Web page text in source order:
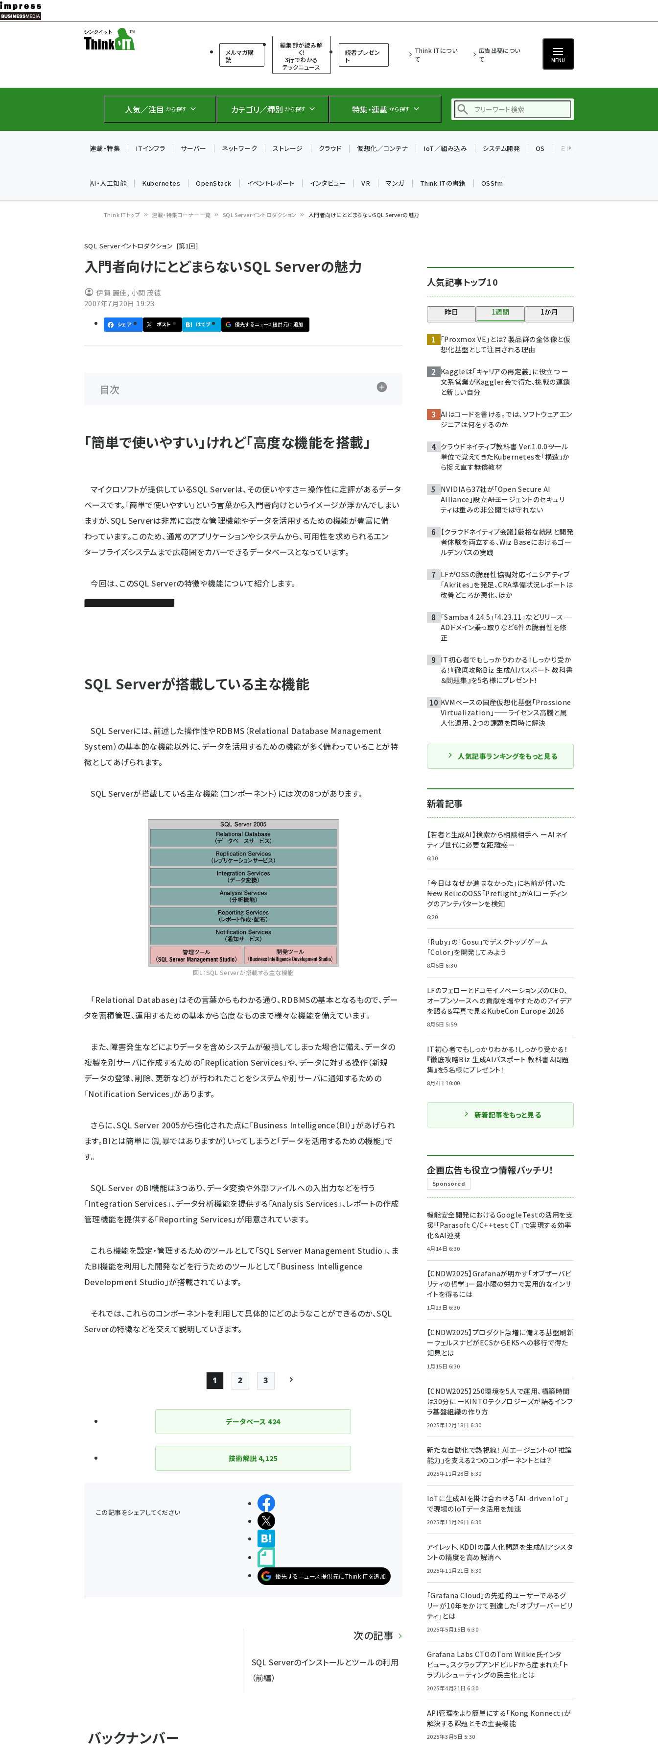
メ
イ
テ
に
メルマガ購
読
編集部が読み解
く!
3行でわかる
テックニュース
読者プレゼン
ト
Think ITについ
て
広告出稿につい
て
MENU
人気／注目 から探す カテゴリ／種別 から探す 特集・連載 から探す
仲間と築いた勝利の絆～
drupal (1929)
genai (1468)
abc123 (1341)
連載・特集 ITインフラ サーバー ネットワーク ストレージ クラウド 仮想化／コンテナ IoT／組み込み システム開発 OS ミドルウェア
AI・人工知能 Kubernetes OpenStack イベントレポート インタビュー VR マンガ Think ITの書籍 OSSfm
ン
く
ず
Think ITトップ 連載・特集コーナー一覧 SQL Serverイントロダクション 入門者向けにとどまらないSQL Serverの魅力
SQL Serverイントロダクション 第1回
入門者向けにとどまらないSQL Serverの魅力
伊賀 麗佳 , 小関 茂徳
2007年7月20日 19:23
シェア ポスト はてブ 優先するニュース提供元に追加
目次
「簡単で使いやすい」けれど「高度な機能を搭載」
マイクロソフトが提供しているSQL Serverは、その使いやすさ＝操作性に定評があるデータ
ベースです。「簡単で使いやすい」という言葉から入門者向けというイメージが浮かんでしまい
ますが、SQL Serverは非常に高度な管理機能やデータを活用するための機能が豊富に備
わっています。このため、通常のアプリケーションやシステムから、可用性を求められるエン
タープライズシステムまで広範囲をカバーできるデータベースとなっています。
今回は、このSQL Serverの特徴や機能について紹介します。
SQL Serverが搭載している主な機能
SQL Serverには、前述した操作性やRDBMS（Relational Database Management
System）の基本的な機能以外に、データを活用するための機能が多く備わっていることが特
徴としてあげられます。
SQL Serverが搭載している主な機能（コンポーネント）には次の8つがあります。
図1：SQL Serverが搭載する主な機能
「Relational Database」はその言葉からもわかる通り、RDBMSの基本となるもので、デー
タを蓄積管理、運用するための基本から高度なものまで様々な機能を備えています。
また、障害発生などによりデータを含めシステムが破損してしまった場合に備え、データの
複製を別サーバに作成するための「Replication Services」や、データに対する操作（新規
データの登録、削除、更新など）が行われたことをシステムや別サーバに通知するための
「Notification Services」があります。
さらに、SQL Server 2005から強化された点に「Business Intelligence（BI）」があげられ
ます。BIとは簡単に（乱暴ではありますが）いってしまうと「データを活用するための機能」で
す。
SQL Server のBI機能は3つあり、データ変換や外部ファイルへの入出力などを行う
「Integration Services」、データ分析機能を提供する「Analysis Services」、レポートの作成
管理機能を提供する「Reporting Services」が用意されています。
これら機能を設定・管理するためのツールとして「SQL Server Management Studio」、ま
たBI機能を利用した開発などを行うためのツールとして「Business Intelligence
Development Studio」が搭載されています。
それでは、これらのコンポーネントを利用して具体的にどのようなことができるのか、SQL
Serverの特徴などを交えて説明していきます。
ペー
ジ
送
り
Page
1
Page
2
Page
3
データベース424
技術解説 4,125
この記事をシェアしてください
シェアする
ポストする
優先するニュース提供元にThink ITを追加
次の記事
SQL Serverのインストールとツールの利用
（前編）
バックナンバー
人気記事トップ10
昨日 1週間 1か月
「Proxmox VE」とは? 製品群の全体像と仮
想化基盤として注目される理由
Kaggleは「キャリアの再定義」に役立つ ー
文系営業がKaggler会で得た、挑戦の連鎖
と新しい自分
AIはコードを書ける。では、ソフトウェアエン
ジニアは何をするのか
クラウドネイティブ教科書 Ver.1.0.0――ツール
単位で覚えてきたKubernetesを「構造」か
ら捉え直す無償教材
NVIDIAら37社が「Open Secure AI
Alliance」設立――AIエージェントのセキュリ
ティは重みの非公開では守れない
【クラウドネイティブ会議】厳格な統制と開発
者体験を両立する、Wiz Baseにおけるゴー
ルデンパスの実践
LFがOSSの脆弱性協調対応イニシアティブ
「Akrites」を発足、CRA準備状況レポートは
改善どころか悪化、ほか
「Samba 4.24.5」「4.23.11」などリリース ─
ADドメイン乗っ取りなど6件の脆弱性を修
正
IT初心者でもしっかりわかる！しっかり受か
る！『徹底攻略Biz 生成AIパスポート 教科書
＆問題集』を5名様にプレゼント！
KVMベースの国産仮想化基盤「Prossione
Virtualization」——ライセンス高騰と属
人化運用、2つの課題を同時に解決
人気記事ランキングをもっと見る
新着記事
【若者と生成AI】検索から相談相手へ ーAIネイ
ティブ世代に必要な距離感ー
6:30
「今日はなぜか進まなかった」に名前が付いた
――New RelicのOSS「Preflight」がAIコーディン
グのアンチパターンを検知
6:20
「Ruby」の「Gosu」でデスクトップゲーム
「Color」を開発してみよう
8月5日 6:30
LFのフェローとドコモイノベーションズのCEO、
オープンソースへの貢献を増やすためのアイデア
を語る＆写真で見るKubeCon Europe 2026
8月5日 5:59
IT初心者でもしっかりわかる！しっかり受かる！
『徹底攻略Biz 生成AIパスポート 教科書＆問題
集』を5名様にプレゼント！
8月4日 10:00
新着記事をもっと見る
企画広告も役立つ情報バッチリ！
Sponsored
機能安全開発におけるGoogleTestの活用を支
援!「Parasoft C/C++test CT」で実現する効率
化＆AI連携
4月14日 6:30
【CNDW2025】Grafanaが明かす「オブザーバビ
リティの哲学」ー最小限の労力で実用的なインサ
イトを得るには
1月23日 6:30
【CNDW2025】プロダクト急増に備える基盤刷新
ーウェルスナビがECSからEKSへの移行で得た
知見とは
1月15日 6:30
【CNDW2025】250環境を5人で運用、構築時間
は30分に ーKINTOテクノロジーズが語るインフ
ラ基盤組織の作り方
2025年12月18日 6:30
新たな自動化で熱視線！ AIエージェントの「推論
能力」を支える2つのコンポーネントとは？
2025年11月28日 6:30
IoTに生成AIを掛け合わせる「AI-driven IoT」
で現場のIoTデータ活用を加速
2025年11月26日 6:30
アイレット、KDDIの属人化問題を生成AIアシスタ
ントの精度を高め解消へ
2025年11月21日 6:30
「Grafana Cloud」の先進的ユーザーであるグ
リーが10年をかけて到達した「オブザーバービリ
ティ」とは
2025年5月15日 6:30
Grafana Labs CTOのTom Wilkie氏インタ
ビュー。スクラップアンドビルドから産まれた「ト
ラブルシューティングの民主化」とは
2025年4月21日 6:30
API管理をより簡単にする「Kong Konnect」が
解決する課題とその主要機能
2025年3月5日 5:30